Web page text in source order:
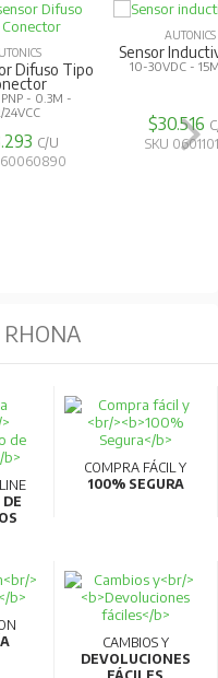
Difuso Tipo
PNP - 0.3M -
24VCC
C/U
AUTONICS
Sensor
10-30VDC -
$30.516
SKU
COMPRA FÁCIL Y
100% SEGURA
CAMBIOS Y
DEVOLUCIONES